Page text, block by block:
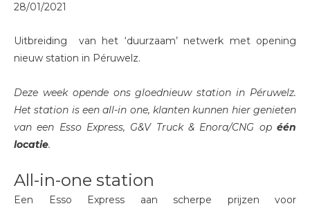
28/01/2021
Uitbreiding van het ‘duurzaam’ netwerk met opening
nieuw station in Péruwelz.
Deze week opende ons gloednieuw station in Péruwelz.
Het station is een all-in one, klanten kunnen hier genieten
van een Esso Express, G&V Truck & Enora/CNG op één
locatie.
All-in-one station
Een Esso Express aan scherpe prijzen voor